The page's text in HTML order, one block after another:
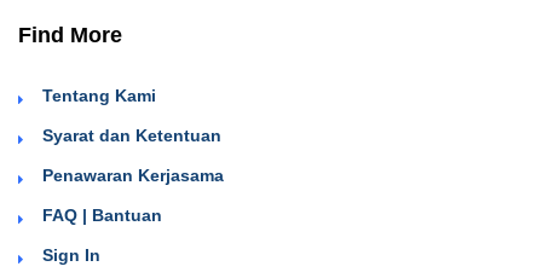
Find More
Tentang Kami
Syarat dan Ketentuan
Penawaran Kerjasama
FAQ | Bantuan
Sign In